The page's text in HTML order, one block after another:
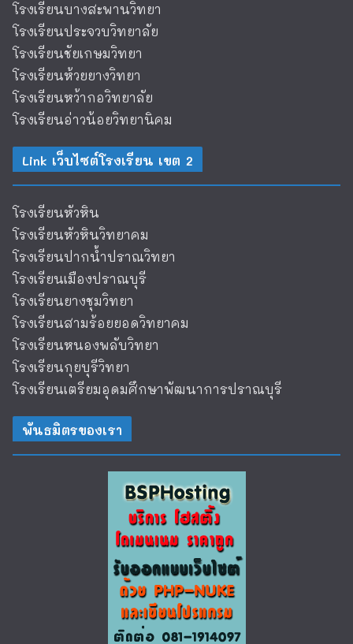
โรงเรียนบางสะพานวิทยา
โรงเรียนประจวบวิทยาลัย
โรงเรียนชัยเกษมวิทยา
โรงเรียนห้วยยางวิทยา
โรงเรียนหว้ากอวิทยาลัย
โรงเรียนอ่าวน้อยวิทยานิคม
Link เว็บไซต์โรงเรียน เขต 2
โรงเรียนหัวหิน
โรงเรียนหัวหินวิทยาคม
โรงเรียนปากน้ำปราณวิทยา
โรงเรียนเมืองปราณบุรี
โรงเรียนยางชุมวิทยา
โรงเรียนสามร้อยยอดวิทยาคม
โรงเรียนหนองพลับวิทยา
โรงเรียนกุยบุรีวิทยา
โรงเรียนเตรียมอุดมศึกษาพัฒนาการปราณบุรี
พันธมิตรของเรา